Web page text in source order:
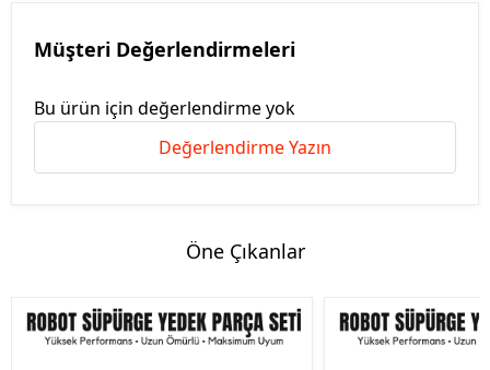
Müşteri Değerlendirmeleri
Bu ürün için değerlendirme yok
Değerlendirme Yazın
Öne Çıkanlar